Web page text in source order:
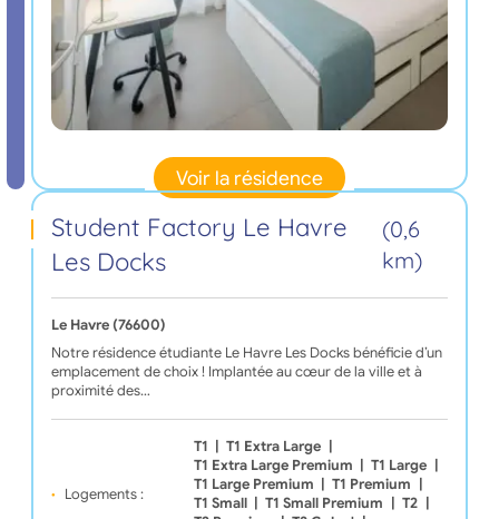
Voir la résidence
Student Factory Le Havre
Les Docks
(0,6
km)
Le Havre (76600)
Notre résidence étudiante Le Havre Les Docks bénéficie d’un
emplacement de choix ! Implantée au cœur de la ville et à
proximité des…
Logements :
T1 T1 Extra Large
T1 Extra Large Premium
T1 Large
T1 Large Premium
T1 Premium
T1 Small
T1 Small Premium T2